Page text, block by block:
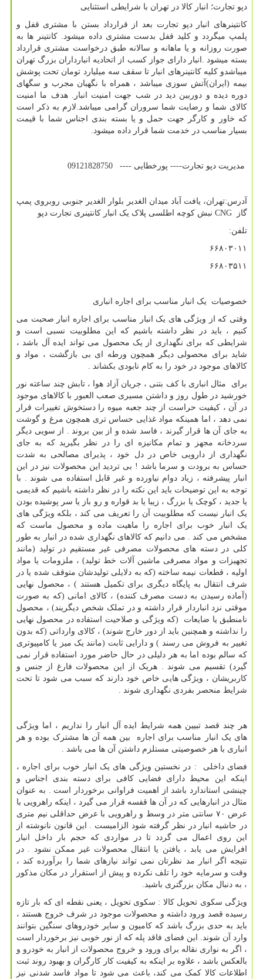
دپو تجارت؛ انبار کالا در تهران با شرایطی استثنایی
کانتینرهای انبار دپو تجارت بعد از قرارداد بستن با مشتری قفل و
پلمپ میگردد و کلید قفل بدست مشتری داده میشود. کانتینر ها به
صورت روزانه و یا ماهانه و سالانه طبق درخواست مشتری قرارداد
بسته میشود .انبار دارای جواز کسب از اتحادیه انبارداران بزرگ تهران
میباشدو کلیه کانتینرهای انبار تا سقف سه میلیارد تومان تحت پوشش
بیمه (ایران)آتش سوزی میباشد ، همراه با نگهبان مجرب و سگهای
دوره دیده و دوربین دید در شب جهت امنیت انبار. هدف ما امنیت
کالای شما و رضایت شما سروران گرامی میباشد.لازم به ذکر است
که خاور و کارگر جهت حمل و یا بسته بندی اجناس شما با قیمت
بسیار مناسب در خدمت شما قرار داده میشود.
مدیریت دپو تجارت---- پورخطایی ---- 09121828750
آدرس:تهران، یافت آباد میدان الغدیر بلوار الغدیر جنوبی روبروی پمپ
گاز CNG نبش کوچه اطلسی پلاک یک انبار کانتینری تجارت دپو
تلفن:
۶۶۸۰۳۰۱۱
۶۶۸۰۳۵۱۱
خصوصیات یک انبار مناسب برای اجاره انباری
وقتی که از ویژگی های یک انبار مناسب برای اجاره انبار صحبت می
کنیم ، باید در نظر داشته باشیم که این مطلوبیت نسبی است و
شرایطی که برای نگهداری از یک محصول می تواند ایده آل باشد ،
شاید برای محصولی دیگر همچون ورطه ای بی بازگشت ، مواد و
کالاهای موجود در خود را به کام نابودی بکشاند .
برای مثال انباری با کف بتنی ، جریان آزاد هوا ، تابش چند ساعته نور
خورشید در طول روز و داشتن مسیری صعب العبور با کالاهای موجود
در آن ، کیفیت حراست از چند جعبه میوه را دستخوش تغییرات قرار
نمی دهد ، اما همینکه مواد غذایی حساس تری همچون مرغ و گوشت
به جای آن ها قرار گیرند ، فاسد شده و از بین بروند . از سویی دیگر
سردخانه مجهز و تمام مکانیزه ای را در نظر بگیرید که به جای
نگهداری از دارویی خاص در دل خود ، پذیرای مصالحی به شدت
حساس به برودت و سرما باشد ! بی تردید این محصولات نیز در این
انبار پیشرفته ، زیاد دوام نیاورده و غیر قابل استفاده می شوند . با
توجه به این توضیحات باید این نکته را در نظر داشته باشیم که قدیمی
یا جدید ، کوچک یا بزرگ ، زیبا یا بد قواره و رو باز یا سر پوشیده بودن
یک انبار نیست که مطلوبیت آن را تعریف می کند ، بلکه ویژگی های
یک انبار خوب برای اجاره را ماهیت ماده و محصول ماست که
مشخص می کند . می دانیم که کالاهای نگهداری شده در انبار به طور
کلی در دسته های محصولات مصرفی غیر مستقیم در تولید (مانند
تجهیزات و مواد مصرفی ماشین آلات خط تولید) ، ملزومات یا مواد
اولیه ، قطعات نیمه ساخته (که به دلایلی تولیدشان متوقف شده یا در
شرف انتقال به پایگاه دیگری برای تکمیل هستند ) ، محصول نهایی
(آماده رسیدن به دست مصرف کننده) ، کالای امانی (که به صورت
موقتی نزد انباردار قرار داشته و در تملک شخص دیگریند) ، محصول
نامنطبق یا ضایعات (که ویژگی و صلاحیت استفاده در محصول نهایی
را نداشته و همچنین باید از دور خارج شوند) ، کالای وارداتی (که بدون
تغییر به فروش می رسند ) و دارایی ثابت (مانند یک میز یا کامپیوتری
که سالم بوده اما به هر دلیلی در حال حاضر مورد استفاده قرار نمی
گیرد) تقسیم می شوند . هریک از این محصولات فارغ از جنس و
کاربریشان ، ویژگی هایی خاص خود دارند که سبب می شود تا تحت
شرایط منحصر بفردی نگهداری شوند .
هر چند قصد تبیین همه شرایط ایده آل انبار را نداریم ، اما ویژگی
های یک انبار مناسب برای اجاره بین همه آن ها مشترک بوده و هر
انباری با هر خصوصیتی مستلزم داشتن آن ها می باشد .
فضای داخلی : در نخستین ویژگی های یک انبار خوب برای اجاره ،
اینکه این محیط دارای فضایی کافی برای دسته بندی اجناس و
چینشی استاندارد باشد از اهمیت فراوانی برخوردار است . به عنوان
مثال در انبارهایی که در آن ها قفسه قرار می گیرد ، اینکه راهرویی با
عرض ۷۰ سانتی متر در وسط و راهرویی با عرض حداقلی نیم متری
در حاشیه انبار در نظر گرفته شود الزامیست . این قانون نانوشته از
این روی اعمال می گردد تا در مواردی که حجم بار داخل انبار
افرایش می یابد ، یافتن یا انتقال محصولات غیر ممکن نشود . در
نتیجه اگر انبار مد نظرتان نمی تواند نیازهای شما را برآورده کند ،
وقت و سرمایه خود را تلف نکرده و پیش از استقرار در مکان مذکور
، به دنبال مکان بزرگتری باشید.
ویژگی سکوی تحویل کالا : سکوی تحویل ، یعنی نقطه ای که بار تازه
رسیده قصد ورود داشته و محصولات موجود در شرف خروج هستند ،
باید به حدی بزرگ باشد که کامیون و سایر خودروهای سنگین بتوانند
وارد آن شوند. این فضای فاقد پله که از نور خوبی نیز برخوردار است
، اگر به نواری نقاله برای ورود و خروج محصولات از انبار به خودرو و
بالعکس باشد ، علاوه بر اینکه به کیفیت کار کارگران و بهبود روند ثبت
اطلاعات کالا کمک می کند، باعث می شود تا مواد فاسد شدنی نیز